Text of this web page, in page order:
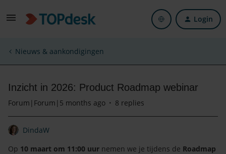
Login
Nieuws & aankondigingen
Inzicht in 2026: Product Roadmap webinar
Forum|Forum|5 months ago 8 replies
DindaW
Op 10 maart om 11:00 uur nemen we je tijdens de Roadmap